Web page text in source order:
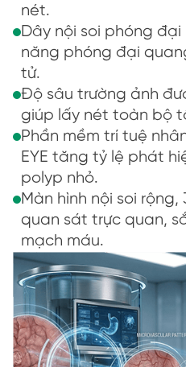
nét.
Dây nội soi phóng đại
năng phóng đại
tử.
Độ sâu trường ảnh
giúp lấy nét toàn bộ
Phần mềm trí tuệ
EYE tăng tỷ lệ phát
polyp nhỏ.
Màn hình nội soi
quan sát trực quan,
mạch máu.